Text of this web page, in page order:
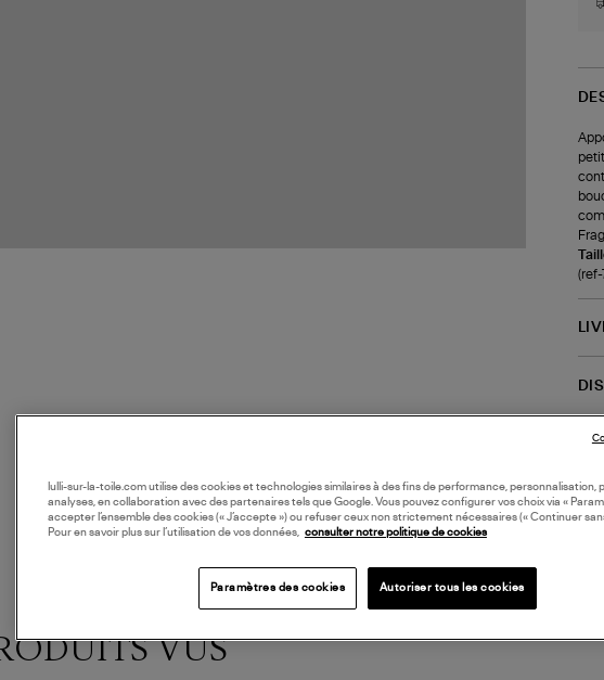
(ref-
VUS
lulli-sur-la-toile.com utilise des cookies et technologies similaires à des fins de performance, personnalisation,
analyses, en collaboration avec des partenaires tels que Google. Vous pouvez configurer vos choix via «
accepter l’ensemble des cookies (« J’accepte ») ou refuser ceux non strictement nécessaires (« Continuer
Pour en savoir plus sur l’utilisation de vos données, consulter notre politique de cookies
Paramètres des cookies Autoriser tous les cookies